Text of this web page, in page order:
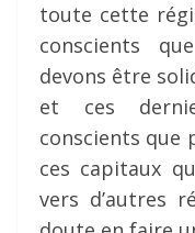
toute cette
conscients
devons être
et ces
conscients que
ces capitaux
vers d’autres